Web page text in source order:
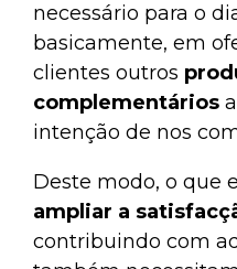
necessário para o
basicamente, em
clientes outros
complementários
intenção de nos
Deste modo, o que
ampliar a
contribuindo com